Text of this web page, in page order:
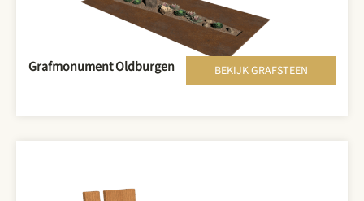
Grafmonument Oldburgen BEKIJK GRAFSTEEN